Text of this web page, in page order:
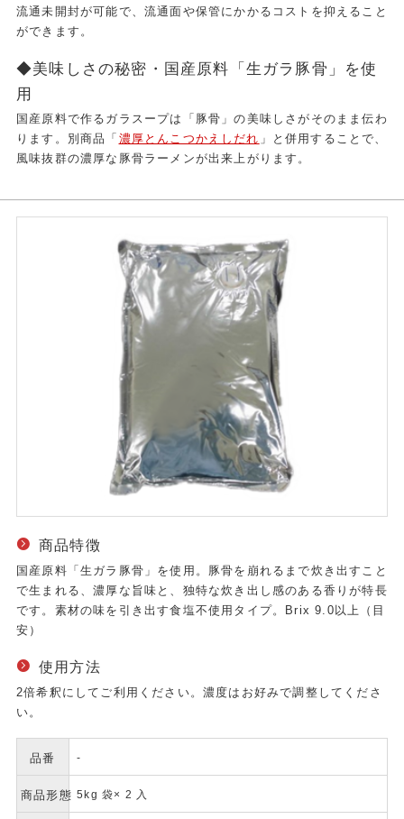
流通未開封が可能で、流通面や保管にかかるコストを抑えること
ができます。
◆美味しさの秘密・国産原料「生ガラ豚骨」を使
用
国産原料で作るガラスープは「豚骨」の美味しさがそのまま伝わ
ります。別商品「 濃厚とんこつかえしだれ 」と併用することで、
風味抜群の濃厚な豚骨ラーメンが出来上がります。
商品特徴
国産原料「生ガラ豚骨」を使用。豚骨を崩れるまで炊き出すこと
で生まれる、濃厚な旨味と、独特な炊き出し感のある香りが特長
です。素材の味を引き出す食塩不使用タイプ。Brix 9.0以上（目
安）
使用方法
2倍希釈にしてご利用ください。濃度はお好みで調整してくださ
い。
品番 -
商品形態 5kg 袋× 2 入